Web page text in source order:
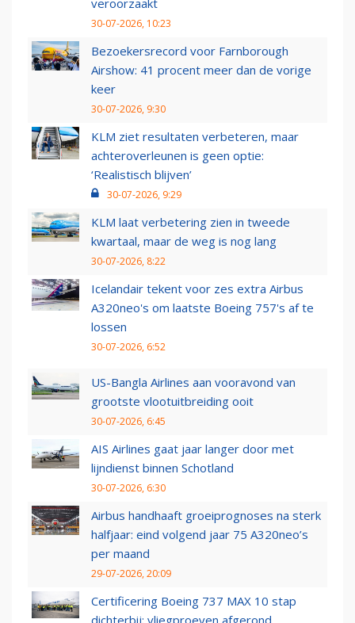
30-07-2026, 10:23
Bezoekersrecord voor Farnborough
Airshow: 41 procent meer dan de vorige
keer
30-07-2026, 9:30
KLM ziet resultaten verbeteren, maar
achteroverleunen is geen optie:
‘Realistisch blijven’
30-07-2026, 9:29
KLM laat verbetering zien in tweede
kwartaal, maar de weg is nog lang
30-07-2026, 8:22
Icelandair tekent voor zes extra Airbus
A320neo's om laatste Boeing 757's af te
lossen
30-07-2026, 6:52
US-Bangla Airlines aan vooravond van
grootste vlootuitbreiding ooit
30-07-2026, 6:45
AIS Airlines gaat jaar langer door met
lijndienst binnen Schotland
30-07-2026, 6:30
Airbus handhaaft groeiprognoses na sterk
halfjaar: eind volgend jaar 75 A320neo’s
per maand
29-07-2026, 20:09
Certificering Boeing 737 MAX 10 stap
dichterbij: vliegproeven afgerond